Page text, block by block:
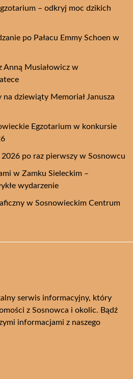
– odkryj moc dzikich
po Pałacu Emmy Schoen w
Anną Musiałowicz w
na dziewiąty Memoriał Janusza
Egzotarium w konkursie
2026 po raz pierwszy w Sosnowcu
w Zamku Sieleckim –
wydarzenie
w Sosnowieckim Centrum
serwis informacyjny, który
z Sosnowca i okolic. Bądź
informacjami z naszego